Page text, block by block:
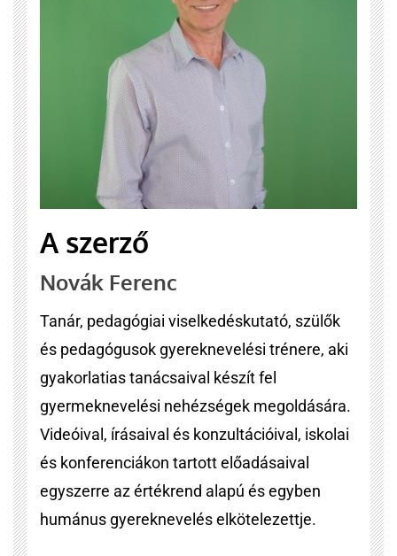
A szerző
Novák Ferenc
Tanár, pedagógiai viselkedéskutató, szülők
és pedagógusok gyereknevelési trénere, aki
gyakorlatias tanácsaival készít fel
gyermeknevelési nehézségek megoldására.
Videóival, írásaival és konzultációival, iskolai
és konferenciákon tartott előadásaival
egyszerre az értékrend alapú és egyben
humánus gyereknevelés elkötelezettje.